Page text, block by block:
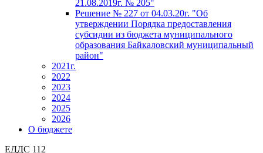
21.08.2019г. № 205"
Решение № 227 от 04.03.20г. "Об
утверждении Порядка предоставления
субсидии из бюджета муниципального
образования Байкаловский муниципальный
район"
2021г.
2022
2023
2024
2025
2026
О бюджете
ЕДДС 112